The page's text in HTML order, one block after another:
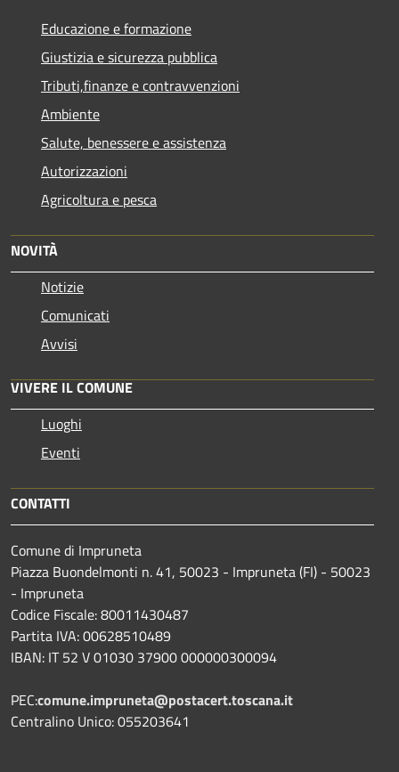
Educazione e formazione
Giustizia e sicurezza pubblica
Tributi,finanze e contravvenzioni
Ambiente
Salute, benessere e assistenza
Autorizzazioni
Agricoltura e pesca
NOVITÀ
Notizie
Comunicati
Avvisi
VIVERE IL COMUNE
Luoghi
Eventi
CONTATTI
Comune di Impruneta
Piazza Buondelmonti n. 41, 50023 - Impruneta (FI) - 50023
- Impruneta
Codice Fiscale: 80011430487
Partita IVA: 00628510489
IBAN: IT 52 V 01030 37900 000000300094
PEC:comune.impruneta@postacert.toscana.it
Centralino Unico: 055203641